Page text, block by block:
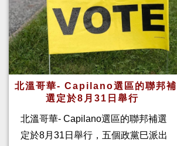
北溫哥華- Capilano選區的聯邦補
選定於8月31日舉行
北溫哥華- Capilano選區的聯邦補選
定於8月31日舉行，五個政黨巳派出